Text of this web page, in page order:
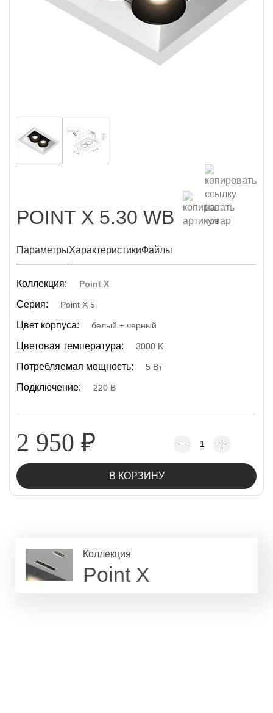
POINT X 5.30 WB
ПараметрыХарактеристикиФайлы
Коллекция: Point X
Серия: Point X 5
Цвет корпуса: белый + черный
Цветовая температура: 3000 K
Потребляемая мощность: 5 Вт
Подключение: 220 В
2 950 ₽
В КОРЗИНУ
Коллекция
Point X